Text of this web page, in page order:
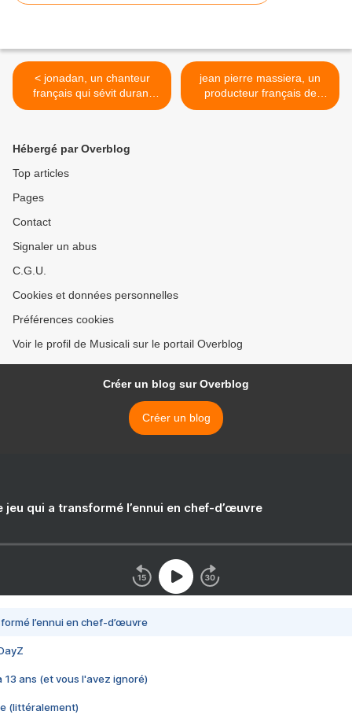
< jonadan, un chanteur
français qui sévit durant
l'année 1967 dans un style
jean pierre massiera, un
producteur français de
génie, le pendant de joe
Hébergé par Overblog
Top articles
Pages
Contact
Signaler un abus
C.G.U.
Cookies et données personnelles
Préférences cookies
Voir le profil de Musicali sur le portail Overblog
Créer un blog sur Overblog
Créer un blog
jeu qui a transformé l’ennui en chef-d’œuvre
l’ennui en chef-d’œuvre
13 ans (et vous l'avez ignoré)
(littéralement)